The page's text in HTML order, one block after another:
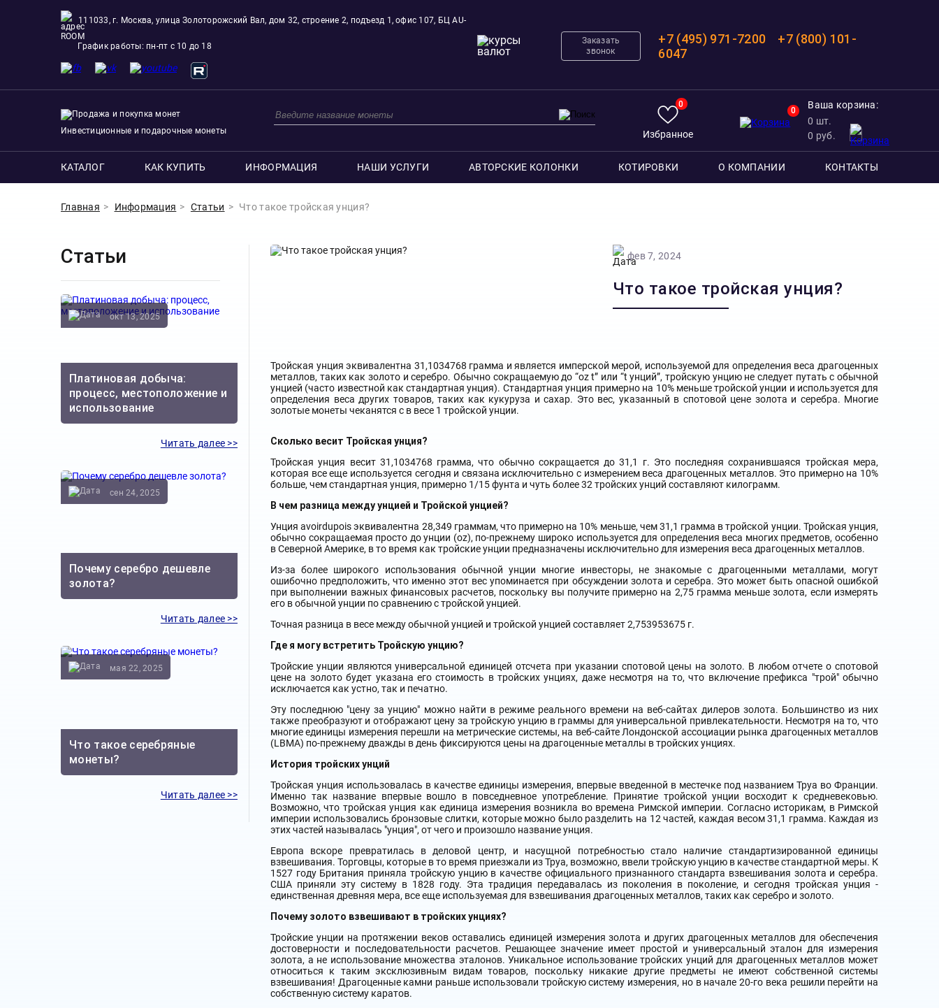
111033, г. Москва, улица Золоторожский Вал, дом 32, строение 2, подъезд 1, офис 107, БЦ AU-
ROOM
График работы: пн-пт с 10 до 18
Заказать
звонок
+7 (495) 971-7200
+7 (800) 101-
6047
Инвестиционные и подарочные монеты
0
Избранное
0
Ваша корзина:
0 шт.
0 руб.
КАТАЛОГ КАК КУПИТЬ ИНФОРМАЦИЯ НАШИ УСЛУГИ АВТОРСКИЕ КОЛОНКИ КОТИРОВКИ О КОМПАНИИ КОНТАКТЫ
Главная Информация Статьи Что такое тройская унция?
Статьи
Платиновая добыча:
процесс, местоположение и
использование
окт 13, 2025
Читать далее >>
Почему серебро дешевле
золота?
сен 24, 2025
Читать далее >>
Что такое серебряные
монеты?
мая 22, 2025
Читать далее >>
фев 7, 2024
Что такое тройская унция?
Тройская унция эквивалентна 31,1034768 грамма и является имперской мерой, используемой для определения веса драгоценных
металлов, таких как золото и серебро. Обычно сокращаемую до “oz t” или “t унций”, тройскую унцию не следует путать с обычной
унцией (часто известной как стандартная унция). Стандартная унция примерно на 10% меньше тройской унции и используется для
определения веса других товаров, таких как кукуруза и сахар. Это вес, указанный в спотовой цене золота и серебра. Многие
золотые монеты чеканятся с в весе 1 тройской унции.
Сколько весит Тройская унция?
Тройская унция весит 31,1034768 грамма, что обычно сокращается до 31,1 г. Это последняя сохранившаяся тройская мера,
которая все еще используется сегодня и связана исключительно с измерением веса драгоценных металлов. Это примерно на 10%
больше, чем стандартная унция, примерно 1/15 фунта и чуть более 32 тройских унций составляют килограмм.
В чем разница между унцией и Тройской унцией?
Унция avoirdupois эквивалентна 28,349 граммам, что примерно на 10% меньше, чем 31,1 грамма в тройской унции. Тройская унция,
обычно сокращаемая просто до унции (oz), по-прежнему широко используется для определения веса многих предметов, особенно
в Северной Америке, в то время как тройские унции предназначены исключительно для измерения веса драгоценных металлов.
Из-за более широкого использования обычной унции многие инвесторы, не знакомые с драгоценными металлами, могут
ошибочно предположить, что именно этот вес упоминается при обсуждении золота и серебра. Это может быть опасной ошибкой
при выполнении важных финансовых расчетов, поскольку вы получите примерно на 2,75 грамма меньше золота, если измерять
его в обычной унции по сравнению с тройской унцией.
Точная разница в весе между обычной унцией и тройской унцией составляет 2,753953675 г.
Где я могу встретить Тройскую унцию?
Тройские унции являются универсальной единицей отсчета при указании спотовой цены на золото. В любом отчете о спотовой
цене на золото будет указана его стоимость в тройских унциях, даже несмотря на то, что включение префикса "трой" обычно
исключается как устно, так и печатно.
Эту последнюю "цену за унцию" можно найти в режиме реального времени на веб-сайтах дилеров золота. Большинство из них
также преобразуют и отображают цену за тройскую унцию в граммы для универсальной привлекательности. Несмотря на то, что
многие единицы измерения перешли на метрические системы, на веб-сайте Лондонской ассоциации рынка драгоценных металлов
(LBMA) по-прежнему дважды в день фиксируются цены на драгоценные металлы в тройских унциях.
История тройских унций
Тройская унция использовалась в качестве единицы измерения, впервые введенной в местечке под названием Труа во Франции.
Именно так название впервые вошло в повседневное употребление. Принятие тройской унции восходит к средневековью.
Возможно, что тройская унция как единица измерения возникла во времена Римской империи. Согласно историкам, в Римской
империи использовались бронзовые слитки, которые можно было разделить на 12 частей, каждая весом 31,1 грамма. Каждая из
этих частей называлась "унция", от чего и произошло название унция.
Европа вскоре превратилась в деловой центр, и насущной потребностью стало наличие стандартизированной единицы
взвешивания. Торговцы, которые в то время приезжали из Труа, возможно, ввели тройскую унцию в качестве стандартной меры. К
1527 году Британия приняла тройскую унцию в качестве официального признанного стандарта взвешивания золота и серебра.
США приняли эту систему в 1828 году. Эта традиция передавалась из поколения в поколение, и сегодня тройская унция -
единственная древняя мера, все еще используемая для взвешивания драгоценных металлов, таких как серебро и золото.
Почему золото взвешивают в тройских унциях?
Тройские унции на протяжении веков оставались единицей измерения золота и других драгоценных металлов для обеспечения
достоверности и последовательности расчетов. Решающее значение имеет простой и универсальный эталон для измерения
золота, а не использование множества эталонов. Уникальное использование тройских унций для драгоценных металлов может
относиться к таким эксклюзивным видам товаров, поскольку никакие другие предметы не имеют собственной системы
взвешивания! Драгоценные камни раньше использовали тройскую систему измерения, но в начале 20-го века решили перейти на
собственную систему каратов.